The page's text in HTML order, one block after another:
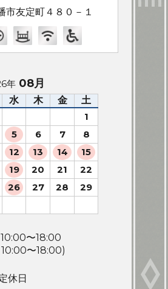
市友定町４８０－１
年 08月
水 木 金 土
1
5 6 7
8
12 13 14
15
19 20 21
22
26 27 28
29
〜18:00
〜18:00)
休日